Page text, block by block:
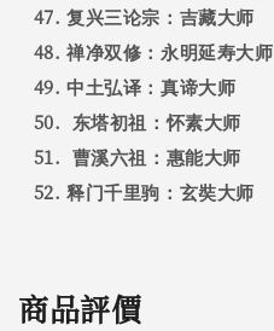
复兴三论宗：吉藏大师
禅净双修：永明延寿大师
中土弘译：真谛大师
东塔初祖：怀素大师
曹溪六祖：惠能大师
释门千里驹：玄奘大师
商品評價